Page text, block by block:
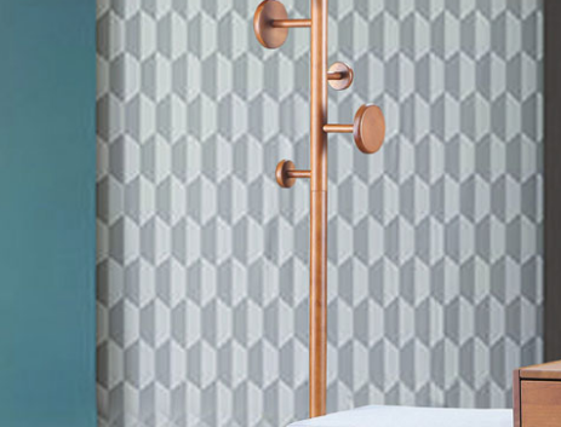
＊A108產品另收運費
台北
新北
$ 9,000以上：免運費
苗栗
$ 9,000以下：NT$500元
＊A108產品另收運費
苗栗至基隆；其它地區暫不開放，如因特殊地型限制(山區
素，導致無法配送，本公司保有出貨的權利。
保護物流人員的工作安全，賣家無提供吊掛服務，若需以吊
因大型傢俱有組裝、配送的問題，並非一般快速到貨商品，
會再與您通知，讓你不用整天在家等貨，以節省您的寶貴時間
若您選擇三聯式或索取兩聯式發票，發票將於商品完成出貨15個
送達，如遇國定假日將順延寄送。
退換貨說明：